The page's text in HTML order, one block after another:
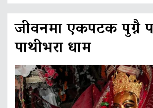
जीवनमा एकपटक पुग्नै
पाथीभरा धाम